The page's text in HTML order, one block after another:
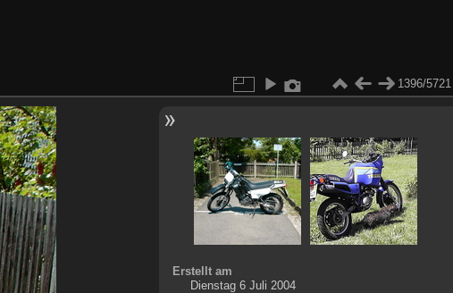
1396/5721
Erstellt am
Dienstag 6 Juli 2004